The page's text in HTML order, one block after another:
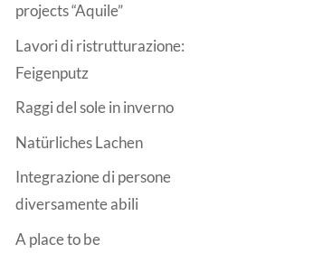
projects “Aquile”
Lavori di ristrutturazione:
Feigenputz
Raggi del sole in inverno
Natürliches Lachen
Integrazione di persone
diversamente abili
A place to be